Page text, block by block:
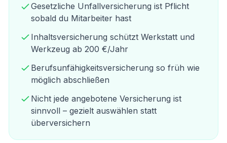
Gesetzliche Unfallversicherung ist Pflicht
sobald du Mitarbeiter hast
Inhaltsversicherung schützt Werkstatt und
Werkzeug ab 200 €/Jahr
Berufsunfähigkeitsversicherung so früh wie
möglich abschließen
Nicht jede angebotene Versicherung ist
sinnvoll – gezielt auswählen statt
überversichern